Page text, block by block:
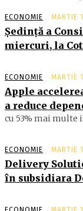
ECONOMIE MARTIE
Şedinţă a
miercuri, la
ECONOMIE MARTIE
Apple
a reduce
cu 53% mai multe
ECONOMIE MARTIE
Delivery
în subsidiara